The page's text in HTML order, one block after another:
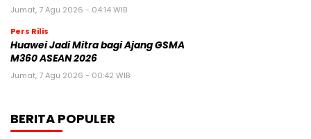
Jumat, 7 Agu 2026 - 04:14 WIB
Pers Rilis
Huawei Jadi Mitra bagi Ajang GSMA
M360 ASEAN 2026
Jumat, 7 Agu 2026 - 00:42 WIB
BERITA POPULER